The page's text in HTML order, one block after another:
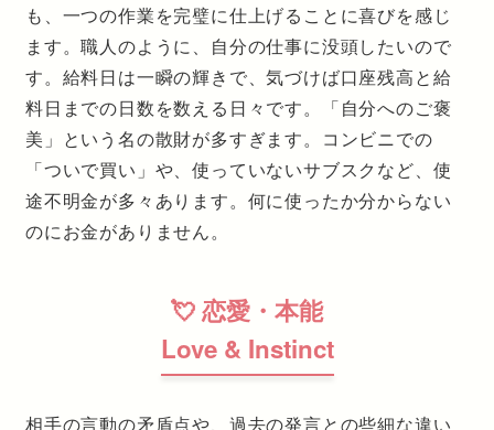
も、一つの作業を完璧に仕上げることに喜びを感じ
ます。職人のように、自分の仕事に没頭したいので
す。給料日は一瞬の輝きで、気づけば口座残高と給
料日までの日数を数える日々です。「自分へのご褒
美」という名の散財が多すぎます。コンビニでの
「ついで買い」や、使っていないサブスクなど、使
途不明金が多々あります。何に使ったか分からない
のにお金がありません。
💘 恋愛・本能
Love & Instinct
相手の言動の矛盾点や、過去の発言との些細な違い